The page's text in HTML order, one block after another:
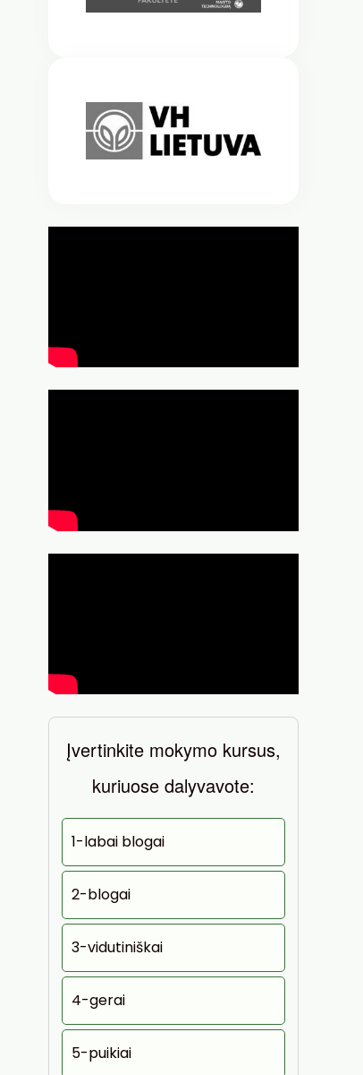
Įvertinkite mokymo kursus,
kuriuose dalyvavote:
1-labai blogai
2-blogai
3-vidutiniškai
4-gerai
5-puikiai